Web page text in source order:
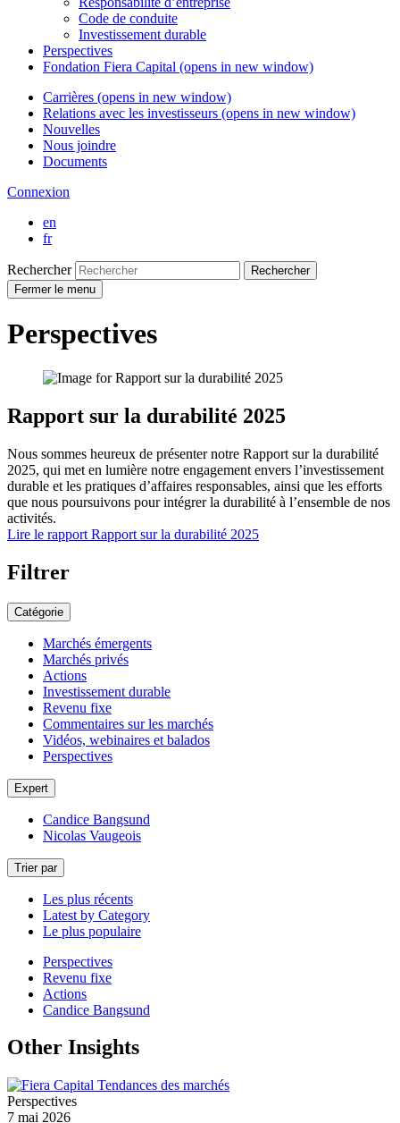
Code de conduite
Investissement durable
Perspectives
Fondation Fiera Capital (opens in new window)
Carrières (opens in new window)
Relations avec les investisseurs (opens in new window)
Nouvelles
Nous joindre
Documents
Connexion
en
fr
Rechercher
Rechercher
Fermer le menu
Perspectives
Rapport sur la durabilité 2025
Nous sommes heureux de présenter notre Rapport sur la durabilité
2025, qui met en lumière notre engagement envers l’investissement
durable et les pratiques d’affaires responsables, ainsi que les efforts
que nous poursuivons pour intégrer la durabilité à l’ensemble de nos
activités.
Lire le rapport Rapport sur la durabilité 2025
Filtrer
Catégorie
Marchés émergents
Marchés privés
Actions
Investissement durable
Revenu fixe
Commentaires sur les marchés
Vidéos, webinaires et balados
Perspectives
Expert
Candice Bangsund
Nicolas Vaugeois
Trier par
Les plus récents
Latest by Category
Le plus populaire
Perspectives
Revenu fixe
Actions
Candice Bangsund
Other Insights
Perspectives
7 mai 2026